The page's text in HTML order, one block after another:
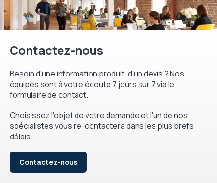
Contactez-nous
Besoin d'une information produit, d'un devis ? Nos
équipes sont à votre écoute 7 jours sur 7 via le
formulaire de contact.
Choisissez l'objet de votre demande et l'un de nos
spécialistes vous re-contactera dans les plus brefs
délais.
Contactez-nous